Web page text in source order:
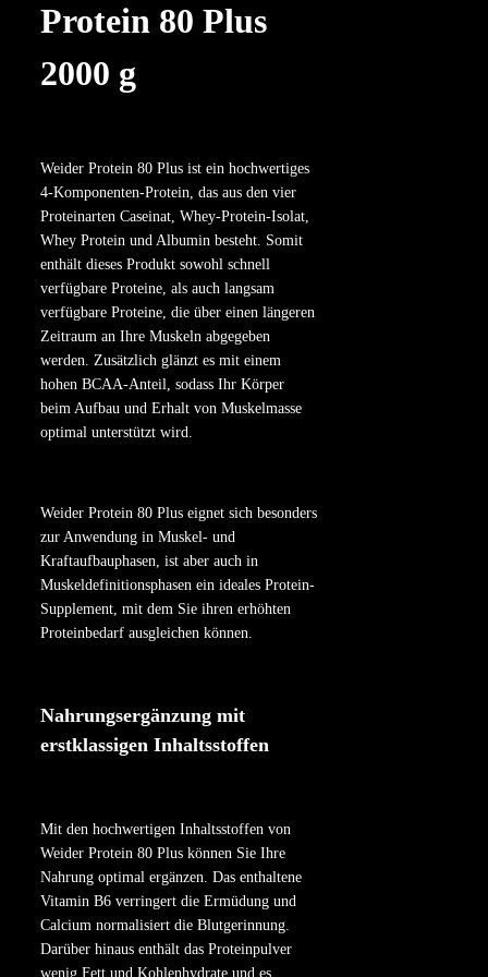
Protein 80 Plus
2000 g
Weider Protein 80 Plus ist ein hochwertiges
4-Komponenten-Protein, das aus den vier
Proteinarten Caseinat, Whey-Protein-Isolat,
Whey Protein und Albumin besteht. Somit
enthält dieses Produkt sowohl schnell
verfügbare Proteine, als auch langsam
verfügbare Proteine, die über einen längeren
Zeitraum an Ihre Muskeln abgegeben
werden. Zusätzlich glänzt es mit einem
hohen BCAA-Anteil, sodass Ihr Körper
beim Aufbau und Erhalt von Muskelmasse
optimal unterstützt wird.
Weider Protein 80 Plus eignet sich besonders
zur Anwendung in Muskel- und
Kraftaufbauphasen, ist aber auch in
Muskeldefinitionsphasen ein ideales Protein-
Supplement, mit dem Sie ihren erhöhten
Proteinbedarf ausgleichen können.
Nahrungsergänzung mit
erstklassigen Inhaltsstoffen
Mit den hochwertigen Inhaltsstoffen von
Weider Protein 80 Plus können Sie Ihre
Nahrung optimal ergänzen. Das enthaltene
Vitamin B6 verringert die Ermüdung und
Calcium normalisiert die Blutgerinnung.
Darüber hinaus enthält das Proteinpulver
wenig Fett und Kohlenhydrate und es